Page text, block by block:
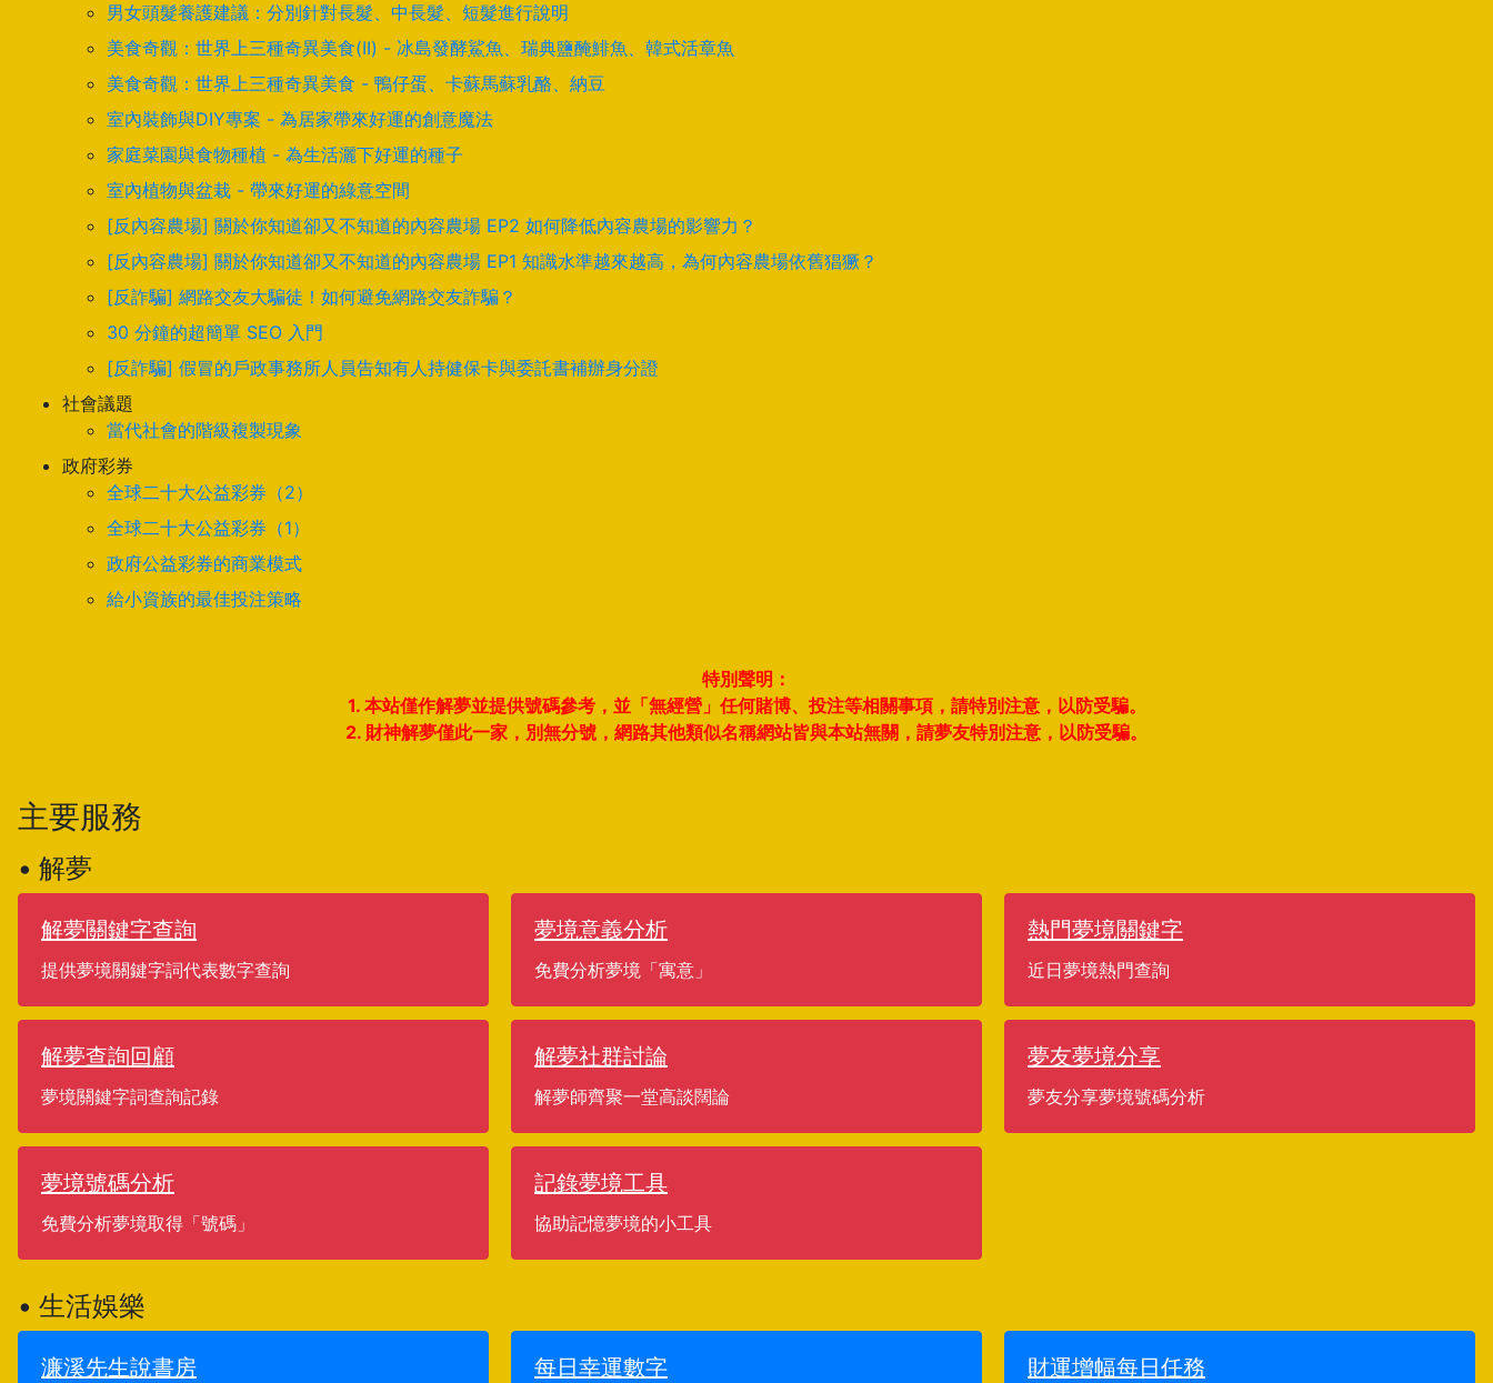
男女頭髮養護建議：分別針對長髮、中長髮、短髮進行說明
美食奇觀：世界上三種奇異美食(II) - 冰島發酵鯊魚、瑞典鹽醃鯡魚、韓式活章魚
美食奇觀：世界上三種奇異美食 - 鴨仔蛋、卡蘇馬蘇乳酪、納豆
室內裝飾與DIY專案 - 為居家帶來好運的創意魔法
家庭菜園與食物種植 - 為生活灑下好運的種子
室內植物與盆栽 - 帶來好運的綠意空間
[反內容農場] 關於你知道卻又不知道的內容農場 EP2 如何降低內容農場的影響力？
[反內容農場] 關於你知道卻又不知道的內容農場 EP1 知識水準越來越高，為何內容農場依舊猖獗？
[反詐騙] 網路交友大騙徒！如何避免網路交友詐騙？
30 分鐘的超簡單 SEO 入門
[反詐騙] 假冒的戶政事務所人員告知有人持健保卡與委託書補辦身分證
社會議題
當代社會的階級複製現象
政府彩券
全球二十大公益彩券（2）
全球二十大公益彩券（1）
政府公益彩券的商業模式
給小資族的最佳投注策略
特別聲明：
1. 本站僅作解夢並提供號碼參考，並「無經營」任何賭博、投注等相關事項，請特別注意，以防受騙。
2. 財神解夢僅此一家，別無分號，網路其他類似名稱網站皆與本站無關，請夢友特別注意，以防受騙。
主要服務
• 解夢
解夢關鍵字查詢
提供夢境關鍵字詞代表數字查詢
解夢查詢回顧
夢境關鍵字詞查詢記錄
夢境號碼分析
免費分析夢境取得「號碼」
夢境意義分析
免費分析夢境「寓意」
解夢社群討論
解夢師齊聚一堂高談闊論
記錄夢境工具
協助記憶夢境的小工具
熱門夢境關鍵字
近日夢境熱門查詢
夢友夢境分享
夢友分享夢境號碼分析
• 生活娛樂
濂溪先生說書房 每日幸運數字 財運增幅每日任務